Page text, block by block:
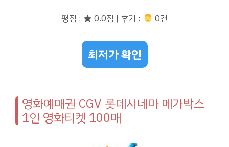
평점 : ★ 0.0점 | 후기 : ‍‍ 0건
최저가 확인
영화예매권 CGV 롯데시네마 메가박스
1인 영화티켓 100매